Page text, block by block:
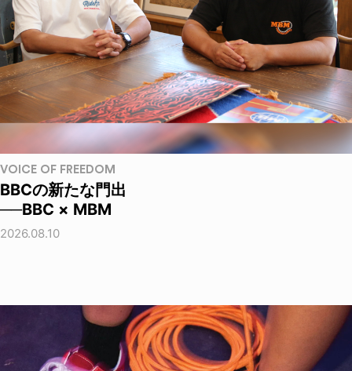
VOICE OF FREEDOM
BBCの新たな門出
──BBC × MBM
2026.08.10